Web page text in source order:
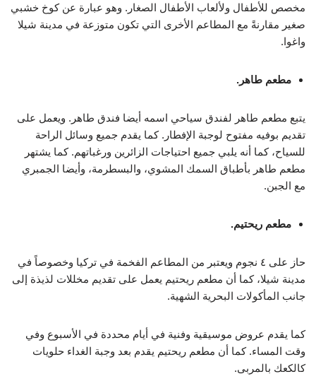
مخصص للأطفال ولألعاب الأطفال الصغار. وهو عبارة عن كوخ خشبي
صغير مقارنةً مع المطاعم الأخرى التي تكون متوزعة في مدينة شيلا
واغوا.
مطعم طاهر.
يتبع مطعم طاهر لفندق سياحي اسمه أيضا فندق طاهر. ويعمل على
تقديم بوفيه مفتوح لوجبة الإفطار. كما يقدم جميع وسائل الراحة
للسياح، كما أنه يلبي جميع احتياجات الزائرين ورغباتهم. كما يشتهر
مطعم طاهر بأطباق السمك المشوي، والبسطرمة، وأيضا الجمبري
مع الجبن.
مطعم ريحتيم.
حاز على ٤ نجوم ويعتبر من المطاعم الفخمة في تركيا وخصوصاً في
مدينة شيلا، كما أن مطعم ريحتيم يعمل على تقديم مخللات لذيذة إلى
جانب المأكولات البحرية الشهية.
كما يقدم عروض موسيقية وفنية في أيام محددة في الأسبوع وفي
وقت المساء. كما أن مطعم ريحتيم يقدم بعد وجبة الغداء حلويات
كالكعك بالمربى.